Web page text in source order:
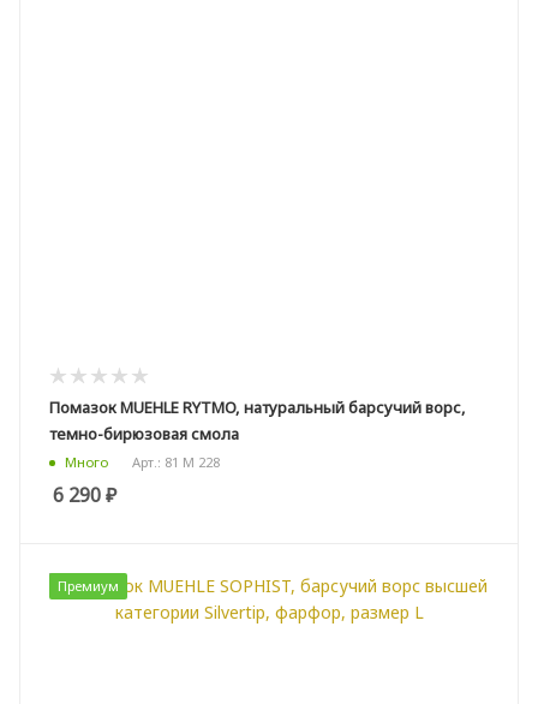
Помазок MUEHLE RYTMO, натуральный барсучий ворс,
темно-бирюзовая смола
Много Арт.: 81 M 228
6 290₽
Премиум